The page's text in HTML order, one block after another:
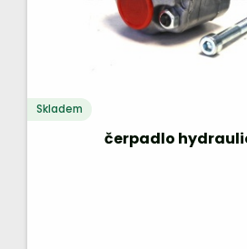
Skladem
čerpadlo